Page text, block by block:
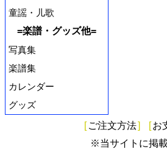
童謡・儿歌
=楽譜・グッズ他=
写真集
楽譜集
カレンダー
グッズ
[ ご注文方法] [お
※当サイトに掲